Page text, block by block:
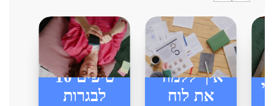
10 טיפים
לבגרות
איך ללמוד
את לוח